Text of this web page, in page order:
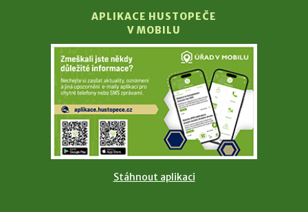
APLIKACE HUSTOPEČE
V MOBILU
Stáhnout aplikaci